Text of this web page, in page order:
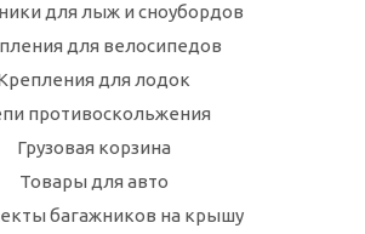
для лыж и сноубордов
для велосипедов
для лодок
противоскольжения
Грузовая корзина
Товары для авто
багажников на крышу